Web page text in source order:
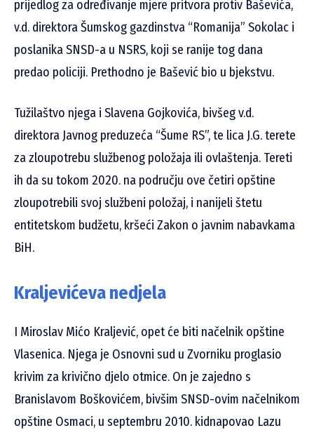
prijedlog za određivanje mjere pritvora protiv Baševića,
v.d. direktora Šumskog gazdinstva “Romanija” Sokolac i
poslanika SNSD-a u NSRS, koji se ranije tog dana
predao policiji. Prethodno je Bašević bio u bjekstvu.
Tužilaštvo njega i Slavena Gojkovića, bivšeg v.d.
direktora Javnog preduzeća “Šume RS”, te lica J.G. terete
za zloupotrebu službenog položaja ili ovlaštenja. Tereti
ih da su tokom 2020. na području ove četiri opštine
zloupotrebili svoj službeni položaj, i nanijeli štetu
entitetskom budžetu, kršeći Zakon o javnim nabavkama
BiH.
Kraljevićeva nedjela
I Miroslav Mićo Kraljević, opet će biti načelnik opštine
Vlasenica. Njega je Osnovni sud u Zvorniku proglasio
krivim za krivično djelo otmice. On je zajedno s
Branislavom Boškovićem, bivšim SNSD-ovim načelnikom
opštine Osmaci, u septembru 2010. kidnapovao Lazu